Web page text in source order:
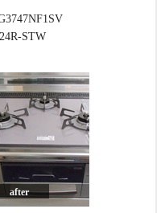
STW
after